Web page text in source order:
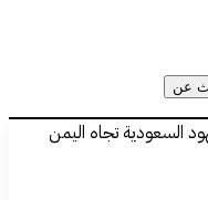
عن
السعودية تجاه اليمن